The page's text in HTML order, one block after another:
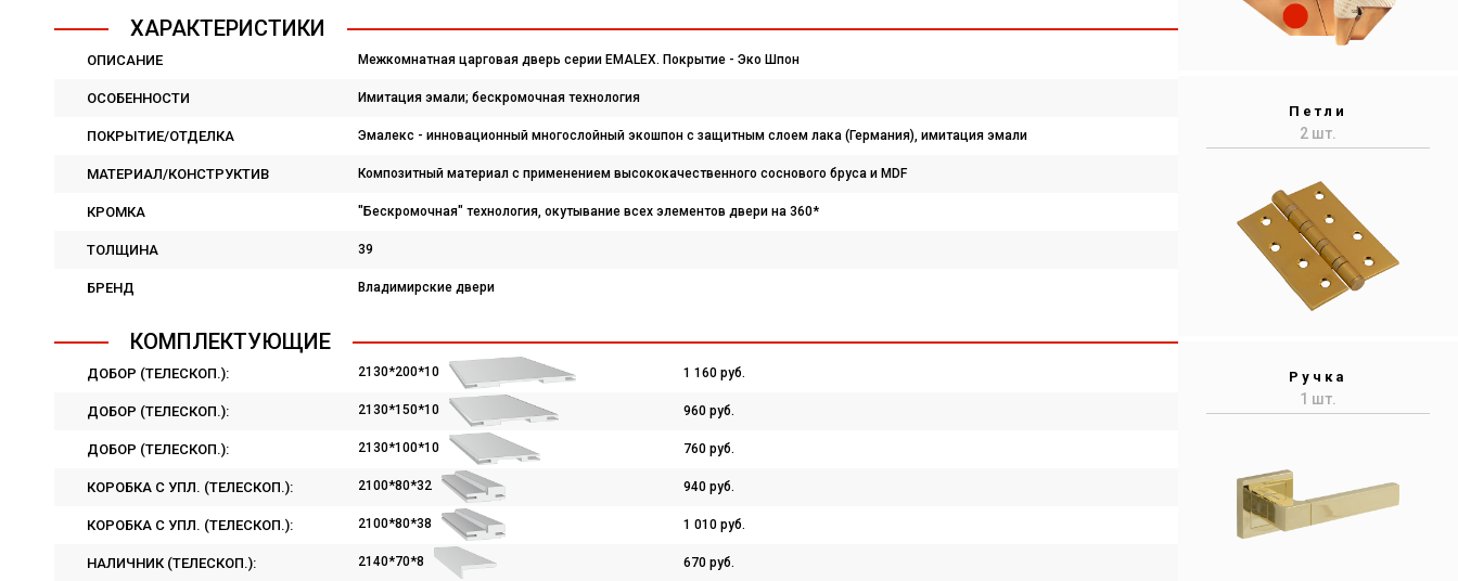
ХАРАКТЕРИСТИКИ
ОПИСАНИЕ Межкомнатная царговая дверь серии EMALEX. Покрытие - Эко Шпон
ОСОБЕННОСТИ Имитация эмали; бескромочная технология
ПОКРЫТИЕ/ОТДЕЛКА Эмалекс - инновационный многослойный экошпон с защитным слоем лака (Германия), имитация эмали
МАТЕРИАЛ/КОНСТРУКТИВ Композитный материал с применением высококачественного соснового бруса и MDF
КРОМКА "Бескромочная" технология, окутывание всех элементов двери на 360*
ТОЛЩИНА 39
БРЕНД Владимирские двери
КОМПЛЕКТУЮЩИЕ
ДОБОР (ТЕЛЕСКОП.): 2130*200*10 1 160 руб.
ДОБОР (ТЕЛЕСКОП.): 2130*150*10 960 руб.
ДОБОР (ТЕЛЕСКОП.): 2130*100*10 760 руб.
КОРОБКА С УПЛ. (ТЕЛЕСКОП.): 2100*80*32 940 руб.
КОРОБКА С УПЛ. (ТЕЛЕСКОП.): 2100*80*38 1 010 руб.
НАЛИЧНИК (ТЕЛЕСКОП.): 2140*70*8 670 руб.
Петли
2 шт.
Ручка
1 шт.